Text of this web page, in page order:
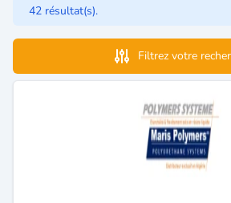
42 résultat(s).
Filtrez votre